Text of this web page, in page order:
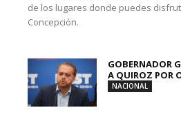
de los lugares donde puedes
Concepción.
GOBERNADOR
A QUIROZ POR
NACIONAL